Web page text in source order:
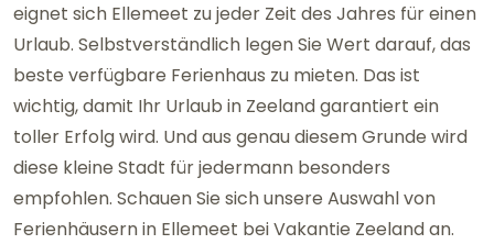
eignet sich Ellemeet zu jeder Zeit des Jahres für einen
Urlaub. Selbstverständlich legen Sie Wert darauf, das
beste verfügbare Ferienhaus zu mieten. Das ist
wichtig, damit Ihr Urlaub in Zeeland garantiert ein
toller Erfolg wird. Und aus genau diesem Grunde wird
diese kleine Stadt für jedermann besonders
empfohlen. Schauen Sie sich unsere Auswahl von
Ferienhäusern in Ellemeet bei Vakantie Zeeland an.